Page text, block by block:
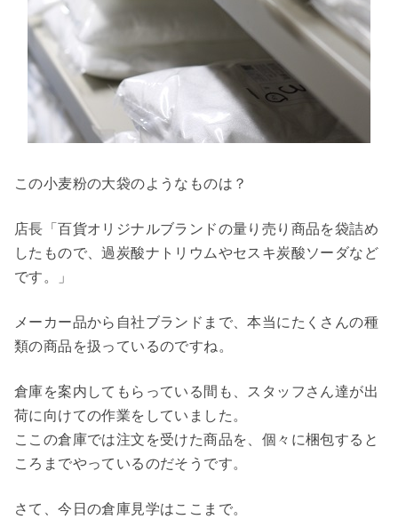
この小麦粉の大袋のようなものは？
店長「百貨オリジナルブランドの量り売り商品を袋詰め
したもので、過炭酸ナトリウムやセスキ炭酸ソーダなど
です。」
メーカー品から自社ブランドまで、本当にたくさんの種
類の商品を扱っているのですね。
倉庫を案内してもらっている間も、スタッフさん達が出
荷に向けての作業をしていました。
ここの倉庫では注文を受けた商品を、個々に梱包すると
ころまでやっているのだそうです。
さて、今日の倉庫見学はここまで。